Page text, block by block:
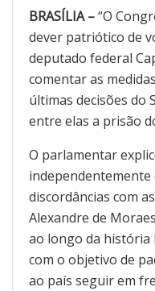
BRASÍLIA –“O
dever patriótico de
deputado federal
comentar as
últimas decisões do
entre elas a prisão
O parlamentar
independentemente
discordâncias com
Alexandre de
ao longo da história
com o objetivo de
ao país seguir em